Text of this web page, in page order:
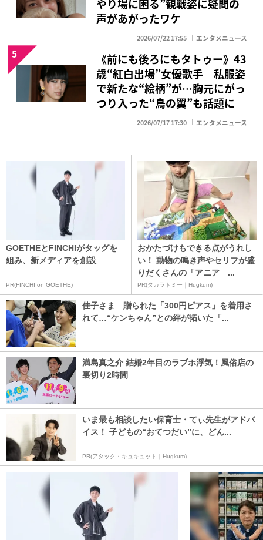
やり場に困る”観戦姿に疑問の
声があがったワケ
2026/07/22 17:55 エンタメニュース
《前にも後ろにもタトゥー》43
歳“紅白出場”女優歌手 私服姿
で新たな“絵柄”が…胸元にがっ
つり入った“鳥の翼”も話題に
2026/07/17 17:30 エンタメニュース
5
GOETHEとFINCHIがタッグを
組み、新メディアを創設
PR(FINCHI on GOETHE)
おかたづけもできる点がうれし
い！ 動物の鳴き声やセリフが盛
りだくさんの「アニア ...
PR(タカラトミー｜Hugkum)
佳子さま 贈られた「300円ピアス」を着用さ
れて…“ケンちゃん”との絆が拓いた「...
満島真之介 結婚2年目のラブホ浮気！風俗店の
裏切り2時間
いま最も相談したい保育士・てぃ先生がアドバ
イス！ 子どもの“おてつだい”に、どん...
PR(アタック・キュキュット｜Hugkum)